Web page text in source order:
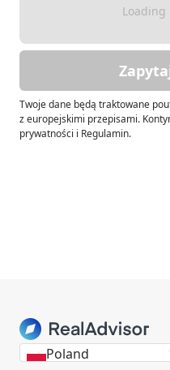
Loading
Twoje dane będą traktowane
z europejskimi przepisami.
prywatności i Regulamin.
Poland